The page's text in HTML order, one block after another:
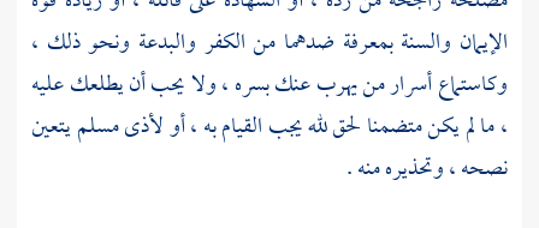
الإيمان والسنة بمعرفة ضدهما من الكفر والبدعة ونحو ذلك ،
وكاستماع أسرار من يهرب عنك بسره ، ولا يحب أن يطلعك عليه
، ما لم يكن متضمنا لحق لله يجب القيام به ، أو لأذى مسلم يتعين
نصحه ، وتحذيره منه .